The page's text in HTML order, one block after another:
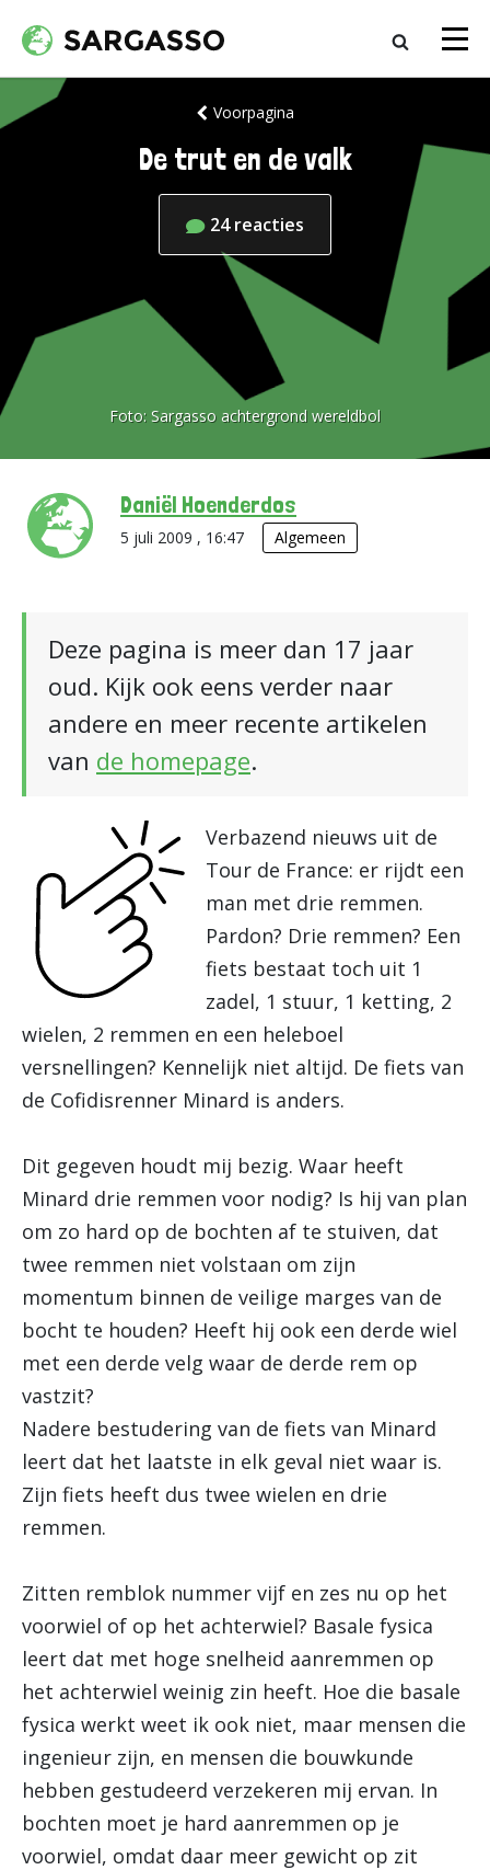
Voorpagina
De trut en de valk
24 reacties
Foto: Sargasso achtergrond wereldbol
Daniël Hoenderdos
5 juli 2009 , 16:47 Algemeen
Deze pagina is meer dan 17 jaar
oud. Kijk ook eens verder naar
andere en meer recente artikelen
van de homepage.
Verbazend nieuws uit de
Tour de France: er rijdt een
man met drie remmen.
Pardon? Drie remmen? Een
fiets bestaat toch uit 1
zadel, 1 stuur, 1 ketting, 2
wielen, 2 remmen en een heleboel
versnellingen? Kennelijk niet altijd. De fiets van
de Cofidisrenner Minard is anders.
Dit gegeven houdt mij bezig. Waar heeft
Minard drie remmen voor nodig? Is hij van plan
om zo hard op de bochten af te stuiven, dat
twee remmen niet volstaan om zijn
momentum binnen de veilige marges van de
bocht te houden? Heeft hij ook een derde wiel
met een derde velg waar de derde rem op
vastzit?
Nadere bestudering van de fiets van Minard
leert dat het laatste in elk geval niet waar is.
Zijn fiets heeft dus twee wielen en drie
remmen.
Zitten remblok nummer vijf en zes nu op het
voorwiel of op het achterwiel? Basale fysica
leert dat met hoge snelheid aanremmen op
het achterwiel weinig zin heeft. Hoe die basale
fysica werkt weet ik ook niet, maar mensen die
ingenieur zijn, en mensen die bouwkunde
hebben gestudeerd verzekeren mij ervan. In
bochten moet je hard aanremmen op je
voorwiel, omdat daar meer gewicht op zit